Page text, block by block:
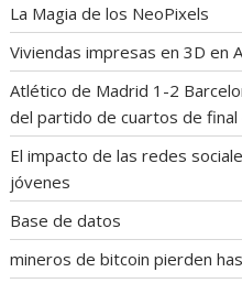
La Magia de los NeoPixels
Viviendas impresas en 3D en
Atlético de Madrid 1-2
del partido de cuartos de final
El impacto de las redes
jóvenes
Base de datos
mineros de bitcoin pierden